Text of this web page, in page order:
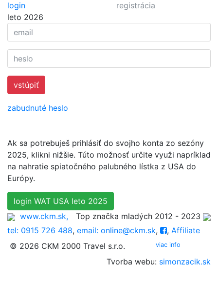
login
registrácia
leto 2026
vstúpiť
zabudnuté heslo
Ak sa potrebuješ prihlásiť do svojho konta zo sezóny
2025, klikni nižšie. Túto možnosť určite využi napríklad
na nahratie spiatočného palubného lístka z USA do
Európy.
login WAT USA leto 2025
www.ckm.sk,
Top značka mladých 2012 - 2023
tel: 0915 726 488, email: online@ckm.sk, , Affiliate
© 2026 CKM 2000 Travel s.r.o.
Tvorba webu: simonzacik.sk
viac info